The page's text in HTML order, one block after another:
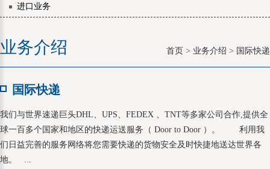
进口业务
业务介绍 首页 > 业务介绍 > 国际快递
国际快递
我们与世界速递巨头DHL、UPS、FEDEX 、TNT等多家公司合作,提供全
球一百多个国家和地区的快递运送服务（ Door to Door ）。 利用我
们日益完善的服务网络将您需要快递的货物安全及时快捷地送达世界各
地。 ...